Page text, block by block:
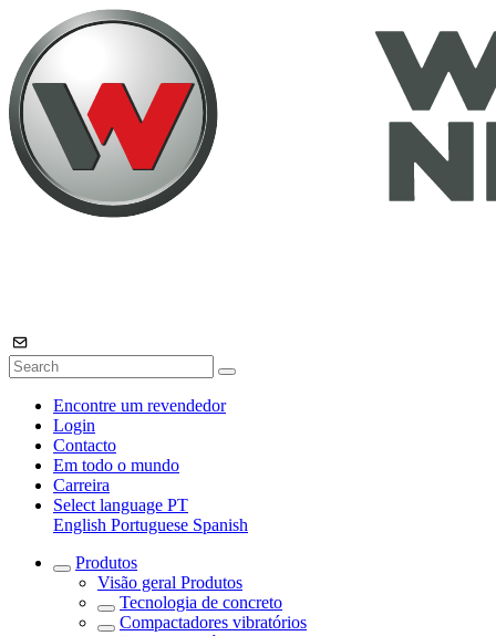
Encontre um revendedor
Login
Contacto
Em todo o mundo
Carreira
Select language PT
English Portuguese Spanish
Produtos
Visão geral Produtos
Tecnologia de concreto
Compactadores vibratórios